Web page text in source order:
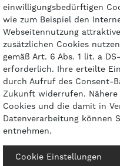
© 2026 gasprofi / Alle Preise
einwilligungsbedürftigen
wie zum Beispiel den
Webseitennutzung
zusätzlichen Cookies
gemäß Art. 6 Abs. 1 lit. a DS-
erforderlich. Ihre erteilte
durch Aufruf des Consent-
Zukunft widerrufen.
Cookies und die damit in
Datenverarbeitung können
entnehmen.
Cookie Einstellungen